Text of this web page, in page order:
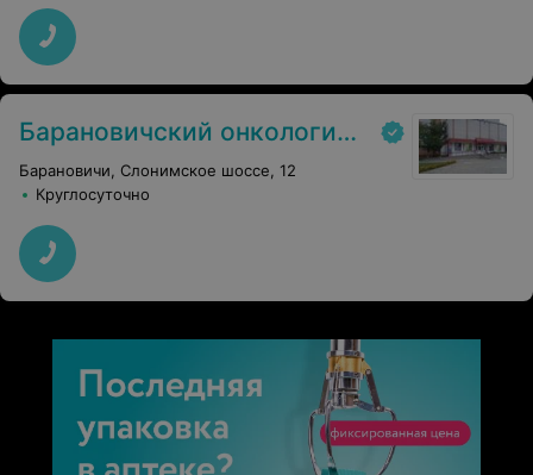
собранность персонала. Чистота и уют тоже на
уровне. Обследовали и дали рекомендации вовремя и
очень вежливо, без проволочек. На входе всё
доходчиво объясняют. Приходилось в разные центры
обращаться. Лазарь - один из лучших. Моё личное
Барановичский онкологический диспансер
Барановичи, Слонимское шоссе, 12
Круглосуточно